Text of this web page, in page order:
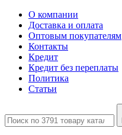
О компании
Доставка и оплата
Оптовым покупателям
Контакты
Кредит
Кредит без переплаты
Политика
Статьи